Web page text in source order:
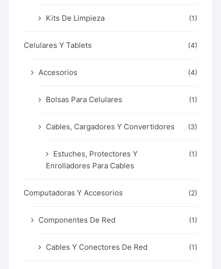
Kits De Limpieza (1)
Celulares Y Tablets (4)
Accesorios (4)
Bolsas Para Celulares (1)
Cables, Cargadores Y Convertidores (3)
Estuches, Protectores Y
Enrolladores Para Cables
(1)
Computadoras Y Accesorios (2)
Componentes De Red (1)
Cables Y Conectores De Red (1)